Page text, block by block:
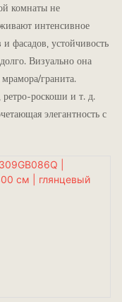
комнаты не
интенсивное
фасадов, устойчивость
Визуально она
гранита.
роскоши и т. д.
элегантность с